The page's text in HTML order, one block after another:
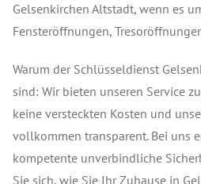
Gelsenkirchen Altstadt, wenn es
Fensteröffnungen,
Warum der Schlüsseldienst
sind: Wir bieten unseren Service
keine versteckten Kosten und
vollkommen transparent. Bei uns
kompetente unverbindliche
Sie sich, wie Sie Ihr Zuhause in